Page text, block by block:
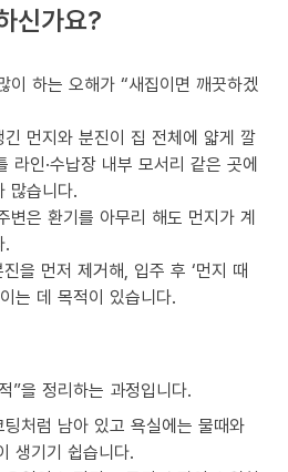
신가요?
이 하는 오해가 “새집이면 깨끗하겠
먼지와 분진이 집 전체에 얇게 깔
라인·수납장 내부 모서리 같은 곳에
많습니다.
변은 환기를 아무리 해도 먼지가 계
.
을 먼저 제거해, 입주 후 ‘먼지 때
는 데 목적이 있습니다.
”을 정리하는 과정입니다.
처럼 남아 있고 욕실에는 물때와
생기기 쉽습니다.